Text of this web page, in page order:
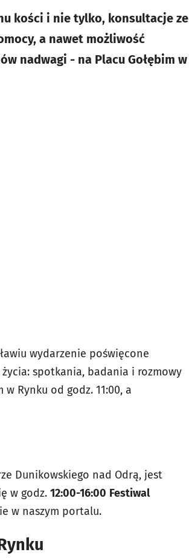
kości i nie tylko, konsultacje ze
a nawet możliwość
nadwagi - na Placu Gołębim w
wydarzenie poświęcone
spotkania, badania i rozmowy
Rynku od godz. 11:00, a
Dunikowskiego nad Odrą, jest
w godz. 12:00-16:00 Festiwal
w naszym portalu.